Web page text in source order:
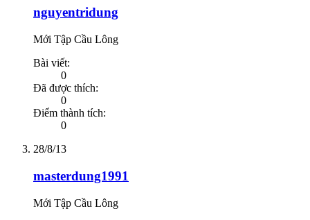
nguyentridung
Mới Tập Cầu Lông
Bài viết:
0
Đã được thích:
0
Điểm thành tích:
0
28/8/13
masterdung1991
Mới Tập Cầu Lông